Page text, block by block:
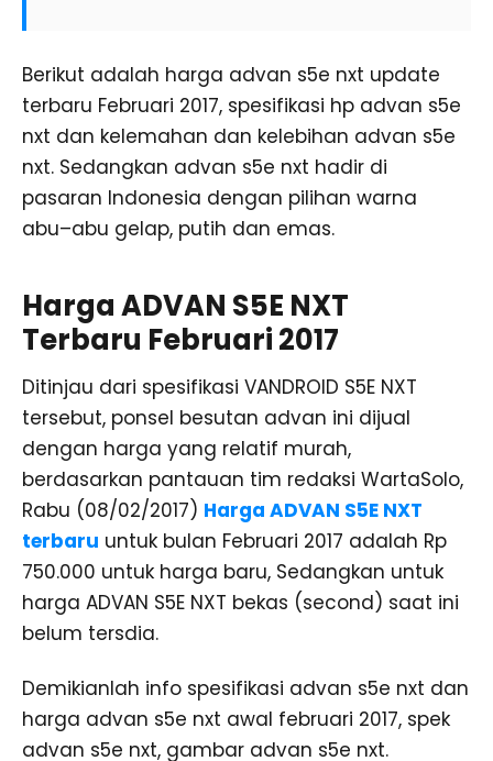
Berikut adalah harga advan s5e nxt update
terbaru Februari 2017, spesifikasi hp advan s5e
nxt dan kelemahan dan kelebihan advan s5e
nxt. Sedangkan advan s5e nxt hadir di
pasaran Indonesia dengan pilihan warna
abu–abu gelap, putih dan emas.
Harga ADVAN S5E NXT
Terbaru Februari 2017
Ditinjau dari spesifikasi VANDROID S5E NXT
tersebut, ponsel besutan advan ini dijual
dengan harga yang relatif murah,
berdasarkan pantauan tim redaksi WartaSolo,
Rabu (08/02/2017) Harga ADVAN S5E NXT
terbaru untuk bulan Februari 2017 adalah Rp
750.000 untuk harga baru, Sedangkan untuk
harga ADVAN S5E NXT bekas (second) saat ini
belum tersdia.
Demikianlah info spesifikasi advan s5e nxt dan
harga advan s5e nxt awal februari 2017, spek
advan s5e nxt, gambar advan s5e nxt.